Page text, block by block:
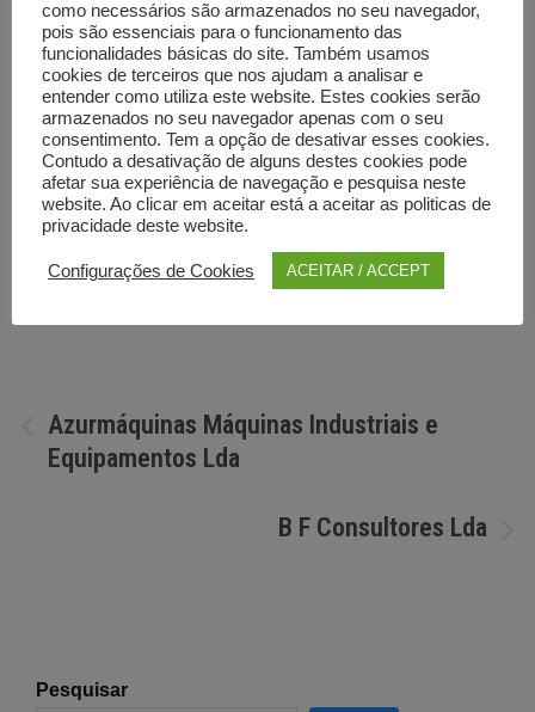
PorDiretorio anunciante
Navegação
de
Azurmáquinas Máquinas Industriais e
Equipamentos Lda
B F Consultores Lda
Pesquisar
como necessários são armazenados no seu navegador,
pois são essenciais para o funcionamento das
funcionalidades básicas do site. Também usamos
cookies de terceiros que nos ajudam a analisar e
entender como utiliza este website. Estes cookies serão
armazenados no seu navegador apenas com o seu
consentimento. Tem a opção de desativar esses cookies.
Contudo a desativação de alguns destes cookies pode
afetar sua experiência de navegação e pesquisa neste
website. Ao clicar em aceitar está a aceitar as politicas de
privacidade deste website.
Configurações de Cookies ACEITAR / ACCEPT